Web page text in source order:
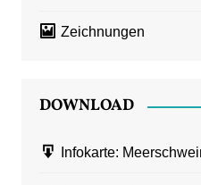
Zeichnungen
DOWNLOAD
Infokarte: